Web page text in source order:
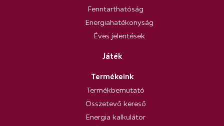
Fenntarthatóság
Energiahatékonyság
Éves jelentések
Játék
Termékeink
Termékbemutató
Összetevő kereső
Energia kalkulátor